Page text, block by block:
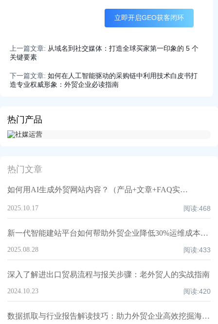
热门产品
热门文章
如何用AI生成外贸网站内容？（产品+文章+FAQ实操案例）
2025.10.17 阅读:468
新一代智能建站平台如何帮助外贸企业降低30%运维成本并加速获客？
2025.08.28 阅读:433
深入了解进出口贸易流程与报关步骤：老外贸人的实战指南
2024.10.23 阅读:420
数据抓取与行业报告解读技巧：助力外贸企业高效挖掘海外潜在客户！
立即开启GEO获客闭环
上一篇文章: 从域名到社交媒体：打造全球买家第一印象的 5 个
关键要素
下一篇文章: 如何在人工智能驱动的采购链中利用技术白皮书打
造专业权威形象：外贸企业必读指南